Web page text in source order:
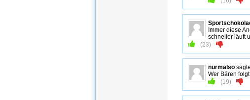
Immer diese
schneller läuft
(23)
nurmalso
Wer Bären
(19)